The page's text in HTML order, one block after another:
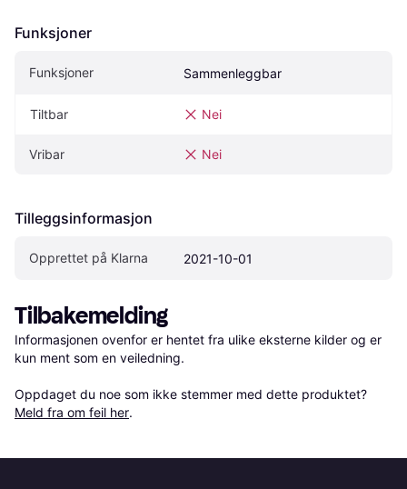
Funksjoner
Funksjoner Sammenleggbar
Tiltbar Nei
Vribar Nei
Tilleggsinformasjon
Opprettet på Klarna 2021-10-01
Tilbakemelding
Informasjonen ovenfor er hentet fra ulike eksterne kilder og er
kun ment som en veiledning.
Oppdaget du noe som ikke stemmer med dette produktet?
Meld fra om feil her.